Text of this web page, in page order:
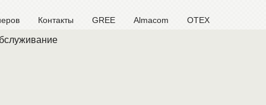
Контакты GREE Almacom OTEX